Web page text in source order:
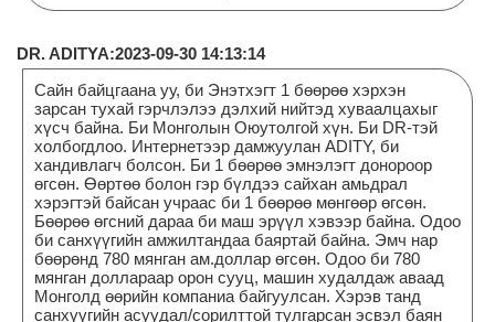
DR. ADITYA:2023-09-30 14:13:14
Сайн байцгаана уу, би Энэтхэгт 1 бөөрөө хэрхэн
зарсан тухай гэрчлэлээ дэлхий нийтэд хуваалцахыг
хүсч байна. Би Монголын Оюутолгой хүн. Би DR-тэй
холбогдлоо. Интернетээр дамжуулан ADITY, би
хандивлагч болсон. Би 1 бөөрөө эмнэлэгт донороор
өгсөн. Өөртөө болон гэр бүлдээ сайхан амьдрал
хэрэгтэй байсан учраас би 1 бөөрөө мөнгөөр өгсөн.
Бөөрөө өгсний дараа би маш эрүүл хэвээр байна. Одоо
би санхүүгийн амжилтандаа баяртай байна. Эмч нар
бөөрөнд 780 мянган ам.доллар өгсөн. Одоо би 780
мянган доллараар орон сууц, машин худалдаж аваад
Монголд өөрийн компаниа байгуулсан. Хэрэв танд
санхүүгийн асуудал/сорилттой тулгарсан эсвэл баян